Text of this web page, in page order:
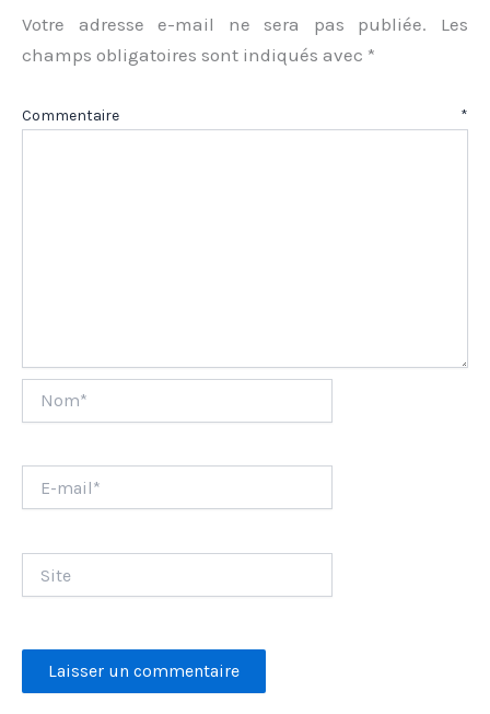
Votre adresse e-mail ne sera pas publiée.
Les
champs obligatoires sont indiqués avec *
Commentaire *
mail*